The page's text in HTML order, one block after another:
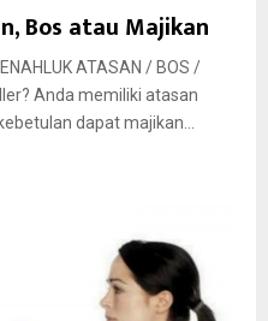
Bos atau Majikan
ATASAN / BOS /
Anda memiliki atasan
dapat majikan...